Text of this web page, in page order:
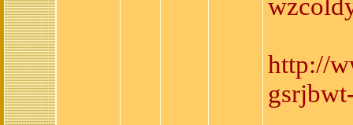
http://